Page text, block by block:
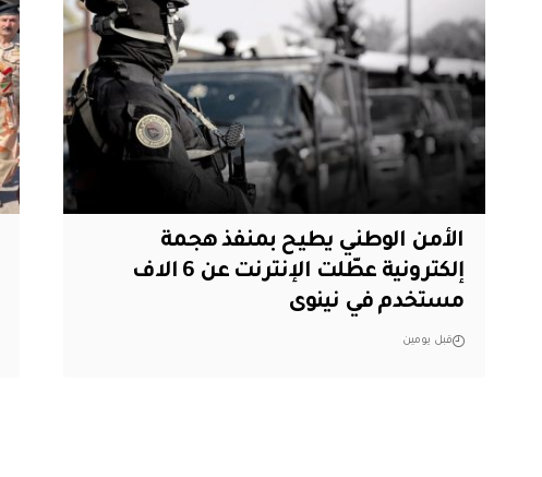
الأمن الوطني يطيح بمنفذ هجمة
إلكترونية عطّلت الإنترنت عن 6 الاف
مستخدم في نينوى
قبل يومين